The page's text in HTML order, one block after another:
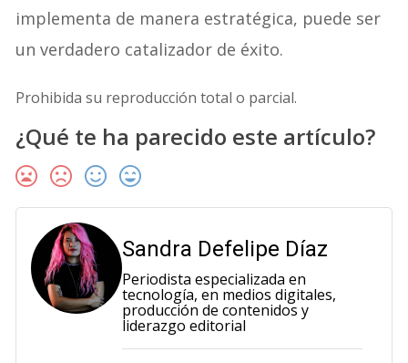
implementa de manera estratégica, puede ser
un verdadero catalizador de éxito.
Prohibida su reproducción total o parcial.
¿Qué te ha parecido este artículo?
Sandra Defelipe Díaz
Periodista especializada en
tecnología, en medios digitales,
producción de contenidos y
liderazgo editorial